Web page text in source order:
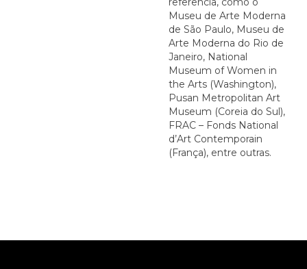
Museu de Arte Moderna
de São Paulo, Museu de
Arte Moderna do Rio de
Janeiro, National
Museum of Women in
the Arts (Washington),
Pusan Metropolitan Art
Museum (Coreia do Sul),
FRAC – Fonds National
d’Art Contemporain
(França), entre outras.